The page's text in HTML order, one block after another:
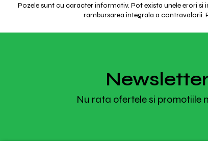
Pozele sunt cu caracter informativ. Pot exista unele erori
rambursarea integrala a contravalorii.
Newsletter
Nu rata ofertele si promotiile